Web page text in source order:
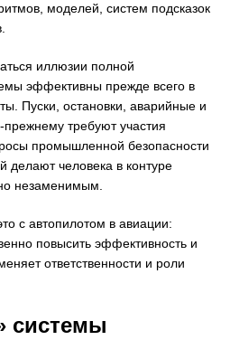
моделей, систем подсказок
иллюзии полной
эффективны прежде всего в
Пуски, остановки, аварийные и
требуют участия
промышленной безопасности
делают человека в контуре
незаменимым.
с автопилотом в авиации:
повысить эффективность и
ответственности и роли
системы